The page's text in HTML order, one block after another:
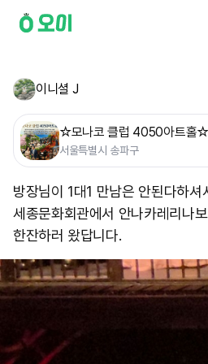
이니셜 J
☆모나코 클럽 4050아트홀☆
서울특별시 송파구
방장님이 1대1 만남은 안된다하
세종문화회관에서 안나카레리나
한잔하러 왔답니다.